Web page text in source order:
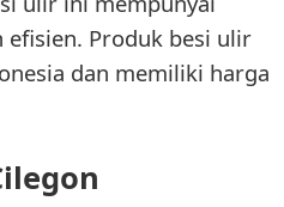
efisien. Produk besi ulir
dan memiliki harga